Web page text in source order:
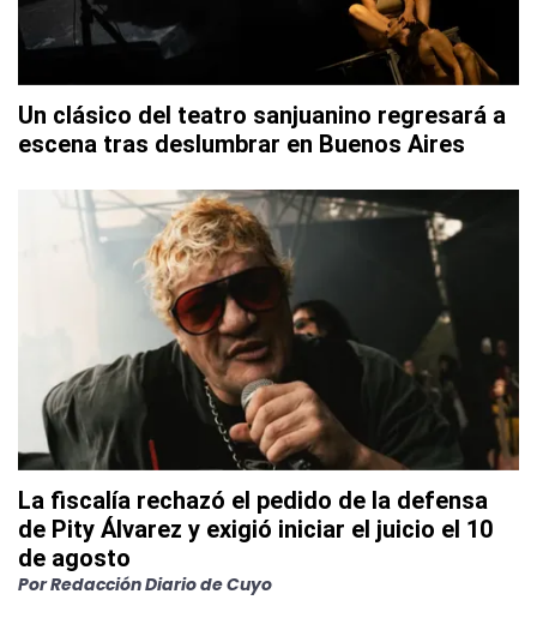
Un clásico del teatro sanjuanino regresará a
escena tras deslumbrar en Buenos Aires
La fiscalía rechazó el pedido de la defensa
de Pity Álvarez y exigió iniciar el juicio el 10
de agosto
PorRedacción Diario de Cuyo